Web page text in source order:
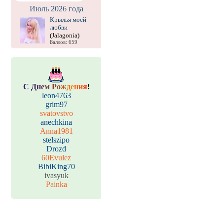
Июль 2026 года
Крылья моей
любви
(Jalagonia)
Баллов: 659
С Днем Рождения!
leon4763
grim97
svatovstvo
anechkina
Anna1981
stelszipo
Drozd
60Evulez
BibiKing70
ivasyuk
Painka